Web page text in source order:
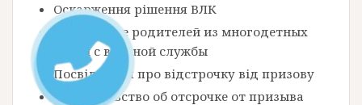
Оскарження рішення ВЛК
Увольнение родителей из многодетных
семей с военной службы
Посвідчення про відстрочку від призову
Свидетельство об отсрочке от призыва